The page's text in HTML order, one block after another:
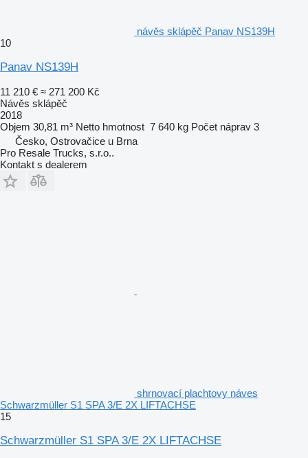
návěs sklápěč Panav NS139H
10
Panav NS139H
11 210 € ≈ 271 200 Kč
Návěs sklápěč
2018
Objem 30,81 m³ Netto hmotnost 7 640 kg Počet náprav 3
Česko, Ostrovačice u Brna
Pro Resale Trucks, s.r.o..
Kontakt s dealerem
shrnovací plachtovy náves
Schwarzmüller S1 SPA 3/E 2X LIFTACHSE
15
Schwarzmüller S1 SPA 3/E 2X LIFTACHSE